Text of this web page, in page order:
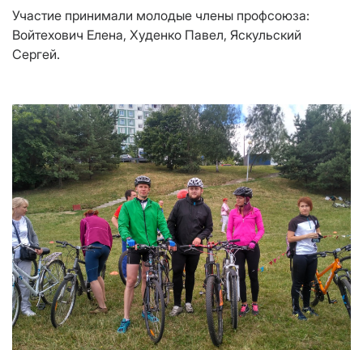
Участие принимали молодые члены профсоюза:
Войтехович Елена, Худенко Павел, Яскульский
Сергей.